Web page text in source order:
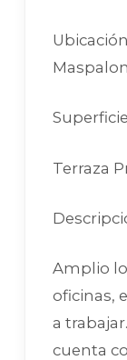
Terraza
Amplio
oficinas,
a
cuenta